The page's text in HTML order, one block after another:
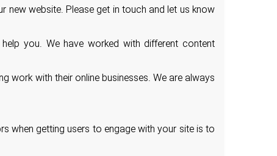
new website. Please get in touch and let us know
you. We have worked with different content
work with their online businesses. We are always
when getting users to engage with your site is to